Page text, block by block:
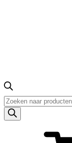
Producten
zoeken